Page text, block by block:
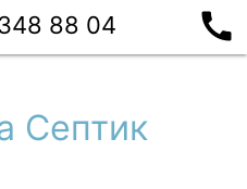
88 04 call
Септик